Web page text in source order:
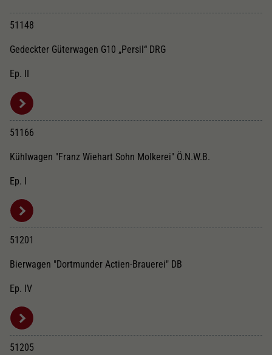
51148
Gedeckter Güterwagen G10 „Persil“ DRG
Ep. II
51166
Kühlwagen "Franz Wiehart Sohn Molkerei" Ö.N.W.B.
Ep. I
51201
Bierwagen "Dortmunder Actien-Brauerei" DB
Ep. IV
51205